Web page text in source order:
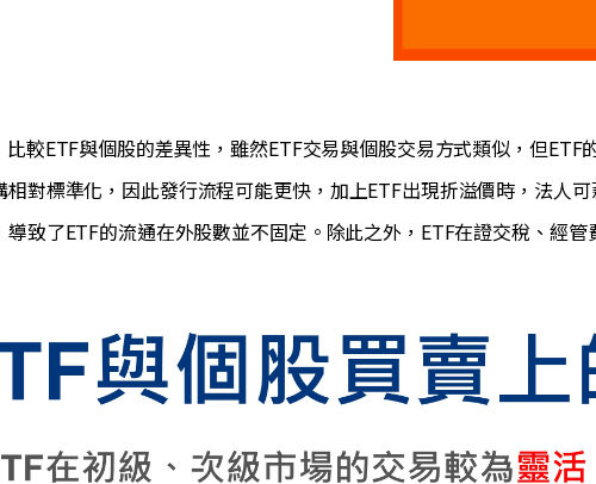
較ETF與個股的差異性，雖然ETF交易與個股交易方式類似，但ETF
對標準化，因此發行流程可能更快，加上ETF出現折溢價時，法人
致了ETF的流通在外股數並不固定。除此之外，ETF在證交稅、經